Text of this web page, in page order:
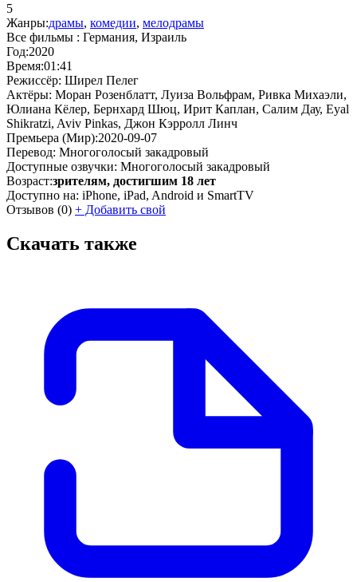
5
Жанры:драмы, комедии, мелодрамы
Все фильмы : Германия, Израиль
Год:2020
Время:01:41
Режиссёр: Ширел Пелег
Актёры: Моран Розенблатт, Луиза Вольфрам, Ривка Михаэли,
Юлиана Кёлер, Бернхард Шюц, Ирит Каплан, Салим Дау, Eyal
Shikratzi, Aviv Pinkas, Джон Кэрролл Линч
Премьера (Мир):2020-09-07
Перевод: Многоголосый закадровый
Доступные озвучки: Многоголосый закадровый
Возраст:зрителям, достигшим 18 лет
Доступно на: iPhone, iPad, Android и SmartTV
Отзывов (0) + Добавить свой
Скачать также